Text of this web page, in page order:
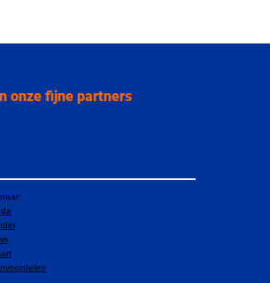
Zellik aan VUB voor
onze fijne partners